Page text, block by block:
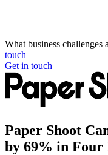
What business challenges
touch
Get in touch
Paper Shoot
by 69% in Four